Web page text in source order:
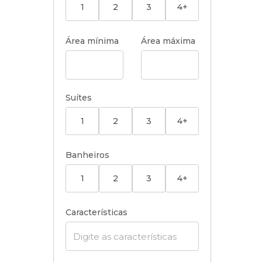
1 2 3 4+
Área mínima Área máxima
Suítes
1 2 3 4+
Banheiros
1 2 3 4+
Características